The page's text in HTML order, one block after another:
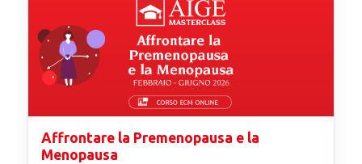
Affrontare la Premenopausa e la
Menopausa